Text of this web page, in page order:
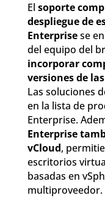
El soporte
despliegue de
Enterprisese
del equipo del
incorporar
versiones de
Las soluciones
en la lista de
Enterprise.
Enterprise
vCloud,
escritorios
basadas en
multiproveedor.